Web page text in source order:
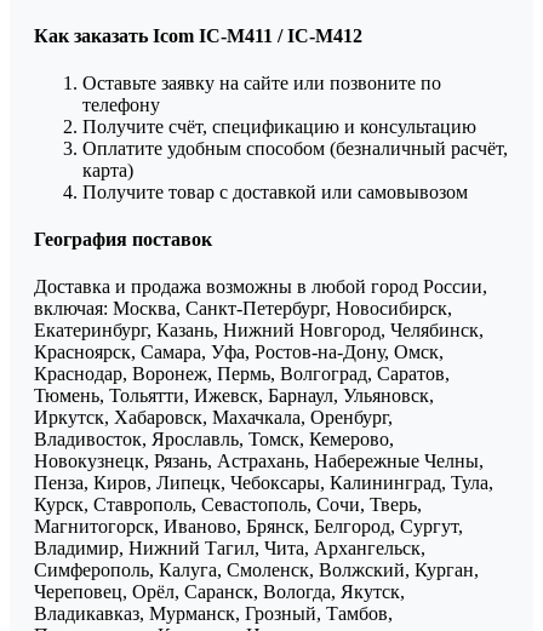
Как заказать Icom IC-M411 / IC-M412
Оставьте заявку на сайте или позвоните по
телефону
Получите счёт, спецификацию и консультацию
Оплатите удобным способом (безналичный расчёт,
карта)
Получите товар с доставкой или самовывозом
География поставок
Доставка и продажа возможны в любой город России,
включая: Москва, Санкт-Петербург, Новосибирск,
Екатеринбург, Казань, Нижний Новгород, Челябинск,
Красноярск, Самара, Уфа, Ростов-на-Дону, Омск,
Краснодар, Воронеж, Пермь, Волгоград, Саратов,
Тюмень, Тольятти, Ижевск, Барнаул, Ульяновск,
Иркутск, Хабаровск, Махачкала, Оренбург,
Владивосток, Ярославль, Томск, Кемерово,
Новокузнецк, Рязань, Астрахань, Набережные Челны,
Пенза, Киров, Липецк, Чебоксары, Калининград, Тула,
Курск, Ставрополь, Севастополь, Сочи, Тверь,
Магнитогорск, Иваново, Брянск, Белгород, Сургут,
Владимир, Нижний Тагил, Чита, Архангельск,
Симферополь, Калуга, Смоленск, Волжский, Курган,
Череповец, Орёл, Саранск, Вологда, Якутск,
Владикавказ, Мурманск, Грозный, Тамбов,